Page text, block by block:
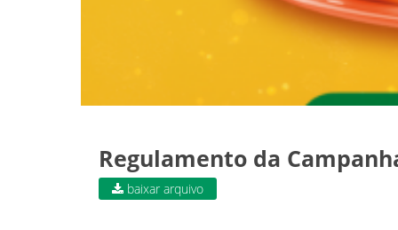
Regulamento da
baixar arquivo